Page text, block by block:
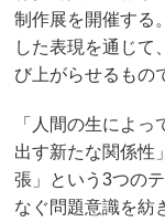
制作展を開催する
した表現を通じて
び上がらせるもの
「人間の生によ
出す新たな関係性
張」という3つの
なぐ問題意識を紡